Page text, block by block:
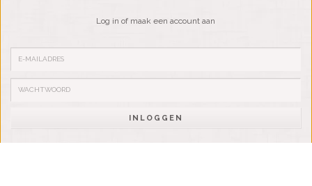
Log in of maak een account aan
INLOGGEN